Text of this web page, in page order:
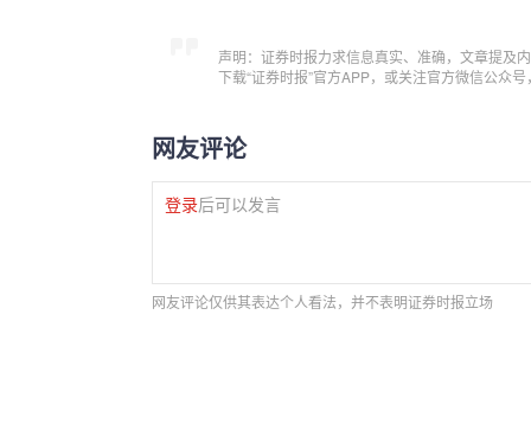
声明：证券时报力求信息真实、准确，文章提及
下载“证券时报”官方APP，或关注官方微信公众
网友评论
登录后可以发言
网友评论仅供其表达个人看法，并不表明证券时报立场